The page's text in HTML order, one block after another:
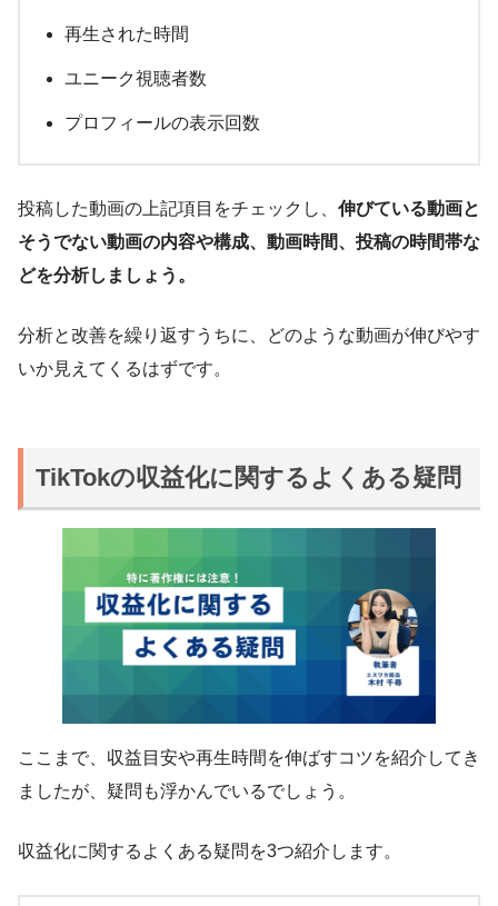
再生された時間
ユニーク視聴者数
プロフィールの表示回数
投稿した動画の上記項目をチェックし、 伸びている動画と
そうでない動画の内容や構成、動画時間、投稿の時間帯な
どを分析しましょう。
分析と改善を繰り返すうちに、どのような動画が伸びやす
いか見えてくるはずです。
TikTokの収益化に関するよくある疑問
ここまで、収益目安や再生時間を伸ばすコツを紹介してき
ましたが、疑問も浮かんでいるでしょう。
収益化に関するよくある疑問を3つ紹介します。